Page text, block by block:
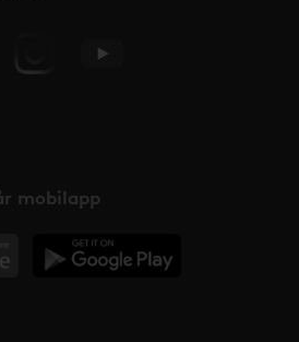
mobilapp